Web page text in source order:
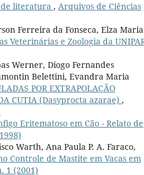
de literatura , Arquivos de Ciências
Ferreira da Fonseca, Elza Maria
Veterinárias e Zoologia da
Werner, Diogo Fernandes
Belettini, Evandra Maria
POR EXTRAPOLAÇÃO
CUTIA (Dasyprocta azarae) ,
Eritematoso em Cão - Relato de
Warth, Ana Paula P. A. Faraco,
Controle de Mastite em Vacas em
1 (2001)